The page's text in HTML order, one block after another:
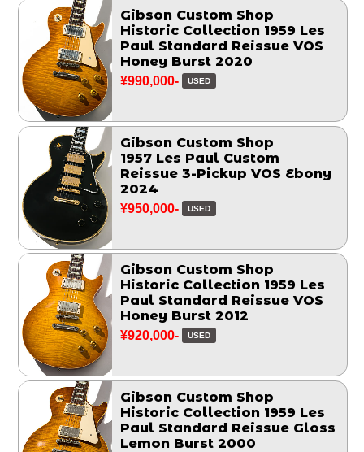
Gibson Custom Shop
Historic Collection 1959 Les
Paul Standard Reissue VOS
Honey Burst 2020
¥990,000- USED
Gibson Custom Shop
1957 Les Paul Custom
Reissue 3-Pickup VOS Ebony
2024
¥950,000- USED
Gibson Custom Shop
Historic Collection 1959 Les
Paul Standard Reissue VOS
Honey Burst 2012
¥920,000- USED
Gibson Custom Shop
Historic Collection 1959 Les
Paul Standard Reissue Gloss
Lemon Burst 2000